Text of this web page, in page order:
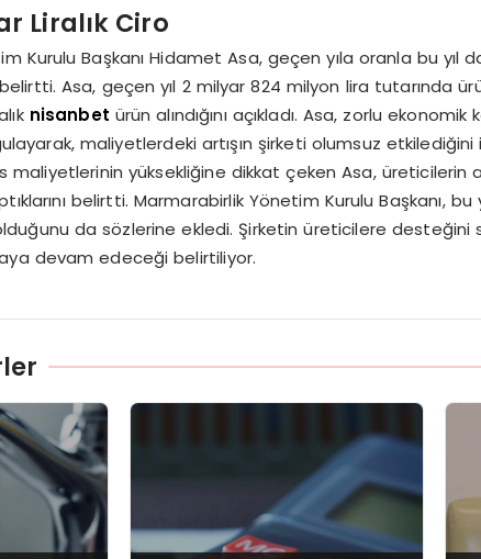
Liralık Ciro
Kurulu Başkanı Hidamet Asa, geçen yıla oranla bu yıl
Asa, geçen yıl 2 milyar 824 milyon lira tutarında ürün
nisanbet ürün alındığını açıkladı. Asa, zorlu
maliyetlerdeki artışın şirketi olumsuz
maliyetlerinin yüksekliğine dikkat çeken Asa, üreticilerin
belirtti. Marmarabirlik Yönetim Kurulu Başkanı, bu
da sözlerine ekledi. Şirketin üreticilere desteğini
devam edeceği belirtiliyor.